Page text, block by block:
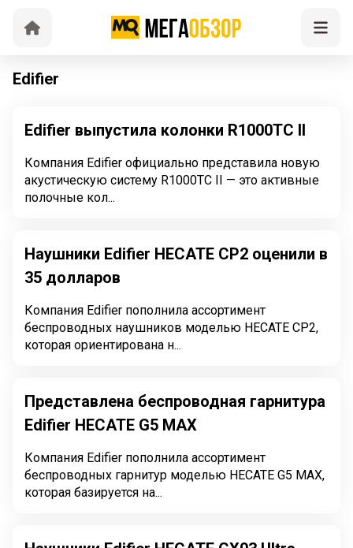
Edifier
Edifier выпустила колонки R1000TC II
Компания Edifier официально представила новую
акустическую систему R1000TC II — это активные
полочные кол...
Наушники Edifier HECATE CP2 оценили в
35 долларов
Компания Edifier пополнила ассортимент
беспроводных наушников моделью HECATE CP2,
которая ориентирована н...
Представлена беспроводная гарнитура
Edifier HECATE G5 MAX
Компания Edifier пополнила ассортимент
беспроводных гарнитур моделью HECATE G5 MAX,
которая базируется на...